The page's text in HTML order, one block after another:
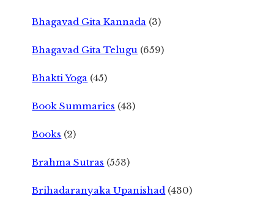
Bhagavad Gita Kannada (3)
Bhagavad Gita Telugu (659)
Bhakti Yoga (45)
Book Summaries (43)
Books (2)
Brahma Sutras (553)
Brihadaranyaka Upanishad (430)